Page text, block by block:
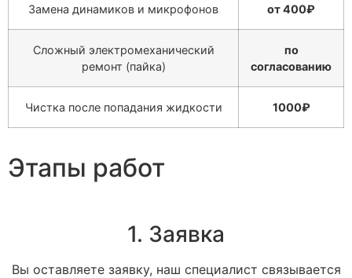
Замена динамиков и микрофонов от 400₽
Сложный электромеханический
ремонт (пайка)
по
согласованию
Чистка после попадания жидкости 1000₽
Этапы работ
1. Заявка
Вы оставляете заявку, наш специалист связывается